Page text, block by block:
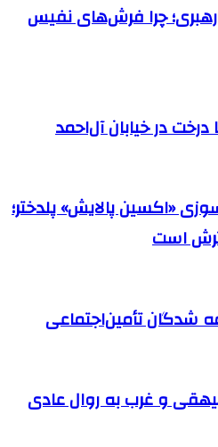
رهبری؛ چرا فرش‌های نفیس
درخت در خیابان آل‌احمد
«اکسین پالایش» پلدختر؛
است
و غرب به روال عادی